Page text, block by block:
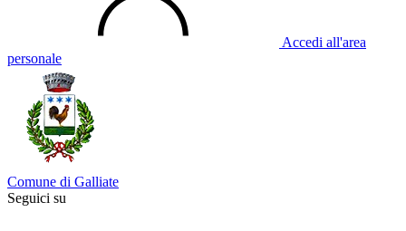
Accedi all'area
personale
Comune di Galliate
Seguici su